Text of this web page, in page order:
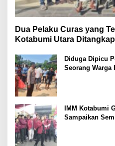
Dua Pelaku Curas yang
Kotabumi Utara
Diduga Dipicu
Seorang Warga
IMM Kotabumi
Sampaikan